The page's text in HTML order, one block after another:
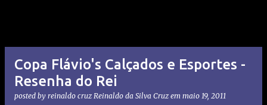
Copa Flávio's Calçados e Esportes -
Resenha do Rei
posted by reinaldo cruz Reinaldo da Silva Cruz em maio 19, 2011